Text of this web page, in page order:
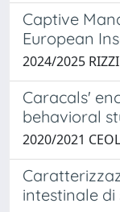
Captive
European
2024/2025
Caracals'
behavioral
2020/2021
intestinale